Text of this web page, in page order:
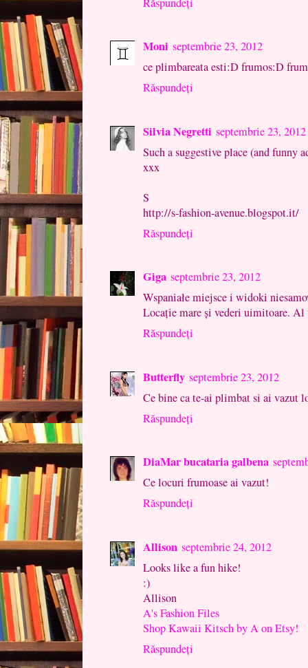
Moni septembrie 23, 2012
ce plimbareata esti:D frumos:D
Răspundeți
Silvia Negretti septembrie 23, 2012
Such a suggestive place (and funny
xxx
S
http://s-fashion-avenue.blogspot.it/
Răspundeți
Giga septembrie 23, 2012
Wspaniałe miejsce i widoki
Locație mare și vederi uimitoare. Al
Răspundeți
Butterfly septembrie 23, 2012
Ce bine ca te-ai plimbat si ai vazut
Răspundeți
DiaMar bucataria galbena
Ce locuri frumoase ai vazut!
Răspundeți
Allison septembrie 24, 2012
Looks like a fun hike!
:)
Allison
A's Fashion Files
Shop Kawaii Kitsch by A on Etsy!
Răspundeți